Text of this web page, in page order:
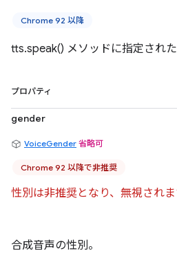
Chrome 92 以降
tts.speak() メソッドに指定された
プロパティ
gender
VoiceGender 省略可
Chrome 92 以降で非推奨
性別は非推奨となり、無視されま
合成音声の性別。